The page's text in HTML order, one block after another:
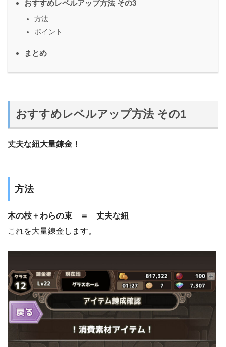
おすすめレベルアップ方法 その3
方法
ポイント
まとめ
おすすめレベルアップ方法 その1
丈夫な紐大量錬金！
方法
木の枝＋わらの束 ＝ 丈夫な紐
これを大量錬金します。